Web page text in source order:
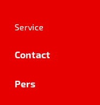
Service
Contact
Pers